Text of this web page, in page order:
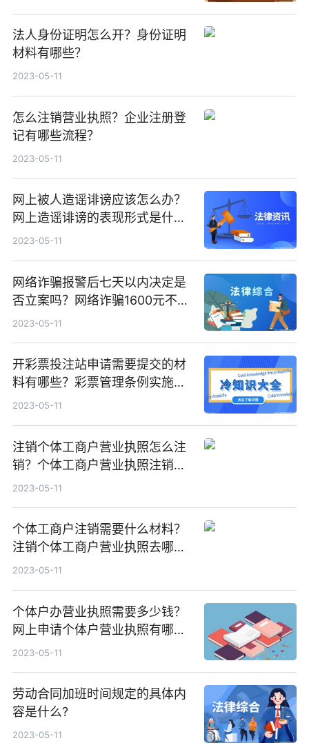
法人身份证明怎么开？身份证明
材料有哪些？
2023-05-11
怎么注销营业执照？企业注册登
记有哪些流程？
2023-05-11
网上被人造谣诽谤应该怎么办？
网上造谣诽谤的表现形式是什
么？
2023-05-11
网络诈骗报警后七天以内决定是
否立案吗？网络诈骗1600元不立
案吗？
2023-05-11
开彩票投注站申请需要提交的材
料有哪些？彩票管理条例实施细
则有哪些规定？
2023-05-11
注销个体工商户营业执照怎么注
销？个体工商户营业执照注销要
多久？
2023-05-11
个体工商户注销需要什么材料？
注销个体工商户营业执照去哪个
部门？
2023-05-11
个体户办营业执照需要多少钱？
网上申请个体户营业执照有哪些
流程？
2023-05-11
劳动合同加班时间规定的具体内
容是什么?
2023-05-11